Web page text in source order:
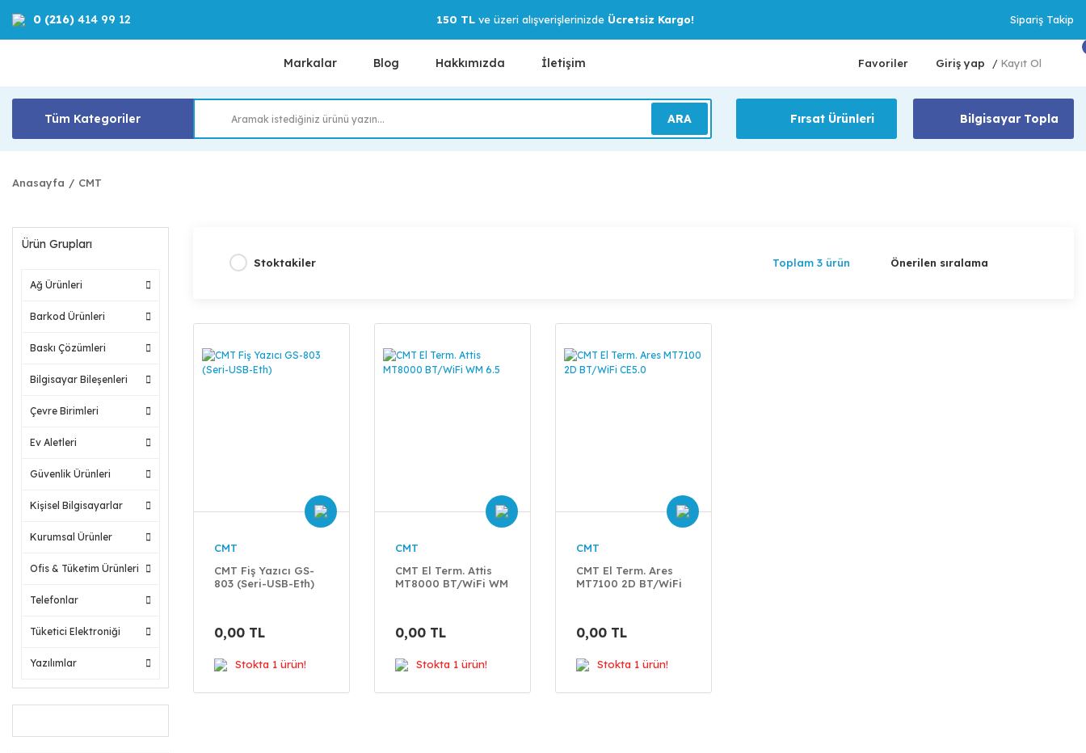
0 (216) 414 99 12 150 TLve üzeri alışverişlerinizde Ücretsiz Kargo! Sipariş Takip
Markalar Blog Hakkımızda İletişim Favoriler Giriş yap / Kayıt Ol
Tüm Kategoriler ARA Fırsat Ürünleri Bilgisayar Topla
Anasayfa CMT
Ürün Grupları
Ağ Ürünleri
Barkod Ürünleri
Baskı Çözümleri
Bilgisayar Bileşenleri
Çevre Birimleri
Ev Aletleri
Güvenlik Ürünleri
Kişisel Bilgisayarlar
Kurumsal Ürünler
Ofis & Tüketim Ürünleri
Telefonlar
Tüketici Elektroniği
Yazılımlar
Stoktakiler Toplam 3 ürün
CMT
CMT Fiş Yazıcı GS-
803 (Seri-USB-Eth)
0,00 TL
Stokta 1 ürün!
CMT
CMT El Term. Attis
MT8000 BT/WiFi WM
0,00 TL
Stokta 1 ürün!
CMT
CMT El Term. Ares
MT7100 2D BT/WiFi
0,00 TL
Stokta 1 ürün!